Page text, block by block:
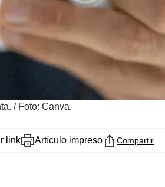
/ Foto: Canva.
link Artículo impreso Compartir